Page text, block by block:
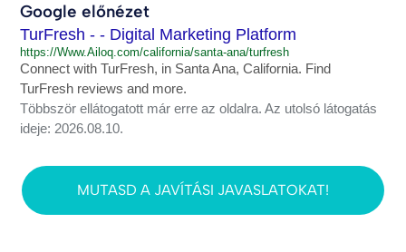
Google előnézet
TurFresh - - Digital Marketing Platform
https://Www.Ailoq.com/california/santa-ana/turfresh
Connect with TurFresh, in Santa Ana, California. Find
TurFresh reviews and more.
Többször ellátogatott már erre az oldalra. Az utolsó látogatás
ideje: 2026.08.10.
MUTASD A JAVÍTÁSI JAVASLATOKAT!